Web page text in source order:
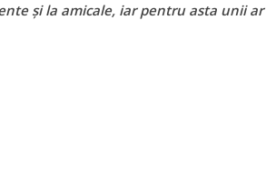
și la amicale, iar pentru asta unii ar